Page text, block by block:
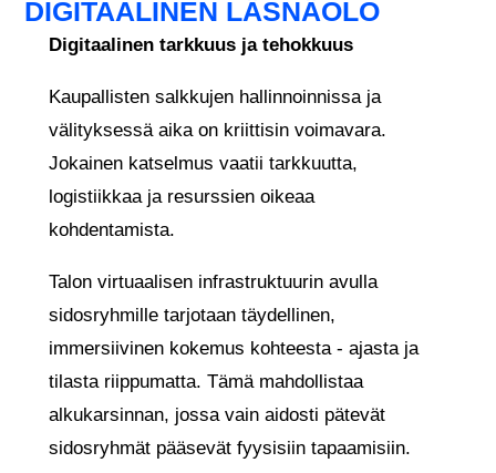
DIGITAALINEN LÄSNÄOLO
Digitaalinen tarkkuus ja tehokkuus
Kaupallisten salkkujen hallinnoinnissa ja
välityksessä aika on kriittisin voimavara.
Jokainen katselmus vaatii tarkkuutta,
logistiikkaa ja resurssien oikeaa
kohdentamista.
Talon virtuaalisen infrastruktuurin avulla
sidosryhmille tarjotaan täydellinen,
immersiivinen kokemus kohteesta - ajasta ja
tilasta riippumatta. Tämä mahdollistaa
alkukarsinnan, jossa vain aidosti pätevät
sidosryhmät pääsevät fyysisiin tapaamisiin.